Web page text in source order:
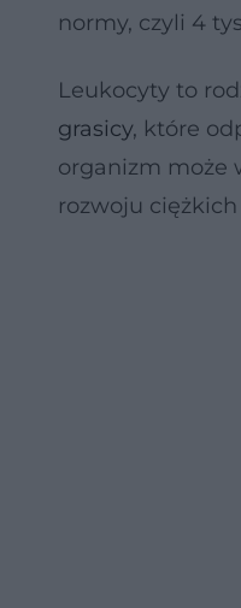
normy, czyli 4
Leukocyty to
grasicy, które
organizm może
rozwoju